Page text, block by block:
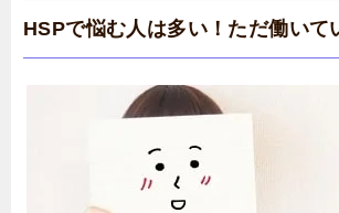
HSPで悩む人は多い！ただ働いて